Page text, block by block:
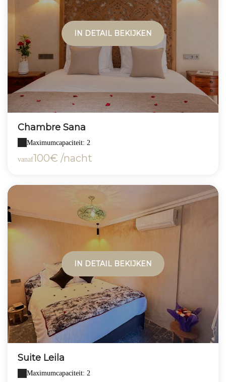
IN DETAIL BEKIJKEN
Chambre Sana
Maximumcapaciteit: 2
vanaf100€ /nacht
IN DETAIL BEKIJKEN
Suite Leila
Maximumcapaciteit: 2